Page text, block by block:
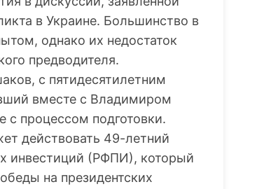
в Украине. Большинство в
однако их недостаток
предводителя.
с пятидесятилетним
вместе с Владимиром
процессом подготовки.
действовать 49-летний
инвестиций (РФПИ), который
на президентских